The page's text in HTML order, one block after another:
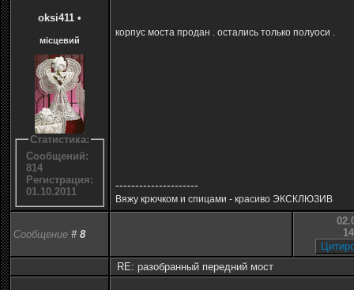
oksi411 •
місцевий
Статистика:
Сообщений:
814
Регистрация:
01.10.2011
корпус моста продан . остались только полуоси .
---------------------
Вяжу крючком и спицами - красиво ЭКСКЛЮЗИВ
Сообщение # 8
RE: разобранный передний мост